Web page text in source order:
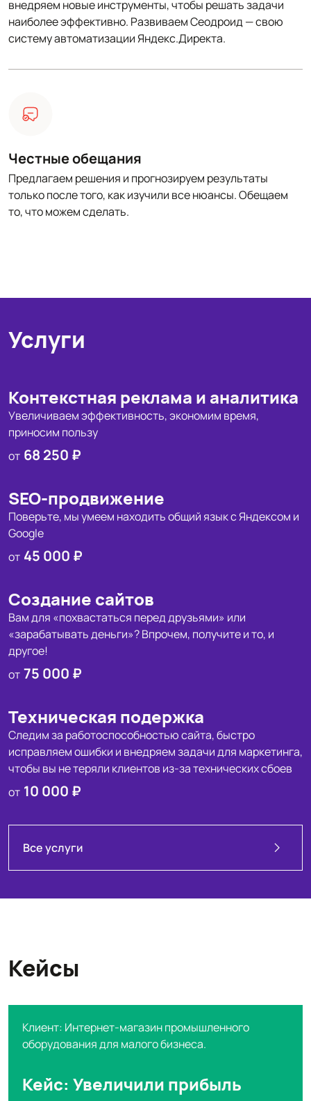
внедряем новые инструменты, чтобы решать задачи
наиболее эффективно. Развиваем Сеодроид — свою
систему автоматизации Яндекс.Директа.
Честные обещания
Предлагаем решения и прогнозируем результаты
только после того, как изучили все нюансы. Обещаем
то, что можем сделать.
Услуги
Контекстная реклама и аналитика
Увеличиваем эффективность, экономим время,
приносим пользу
от 68 250 ₽
SEO-продвижение
Поверьте, мы умеем находить общий язык с Яндексом и
Google
от 45 000 ₽
Создание сайтов
Вам для «похвастаться перед друзьями» или
«зарабатывать деньги»? Впрочем, получите и то, и
другое!
от 75 000 ₽
Техническая подержка
Следим за работоспособностью сайта, быстро
исправляем ошибки и внедряем задачи для маркетинга,
чтобы вы не теряли клиентов из‑за технических сбоев
от 10 000 ₽
Все услуги
Кейсы
Клиент: Интернет-магазин промышленного
оборудования для малого бизнеса.
Кейс: Увеличили прибыль